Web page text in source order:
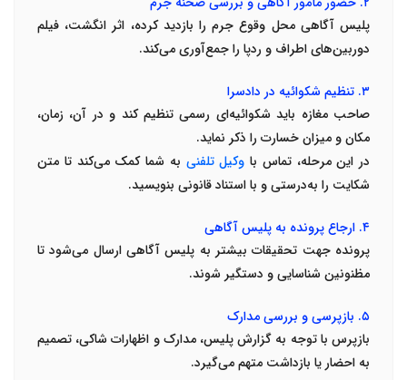
پلیس آگاهی محل وقوع جرم را بازدید کرده، اثر انگشت، فیلم
دوربین‌های اطراف و ردپا را جمع‌آوری می‌کند.
۳. تنظیم شکوائیه در دادسرا
صاحب مغازه باید شکوائیه‌ای رسمی تنظیم کند و در آن، زمان،
مکان و میزان خسارت را ذکر نماید.
در این مرحله، تماس با وکیل تلفنی به شما کمک می‌کند تا متن
شکایت را به‌درستی و با استناد قانونی بنویسید.
۴. ارجاع پرونده به پلیس آگاهی
پرونده جهت تحقیقات بیشتر به پلیس آگاهی ارسال می‌شود تا
مظنونین شناسایی و دستگیر شوند.
۵. بازپرسی و بررسی مدارک
بازپرس با توجه به گزارش پلیس، مدارک و اظهارات شاکی، تصمیم
به احضار یا بازداشت متهم می‌گیرد.